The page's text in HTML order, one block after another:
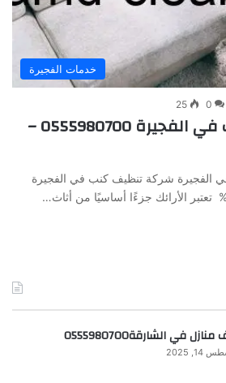
خدمات الفجيرة
0
25
شركة تنظيف كنب في الفجيرة 0555980700 –
شركة تنظيف كنب في الفجيرة
في الشارقة0555980700
2025